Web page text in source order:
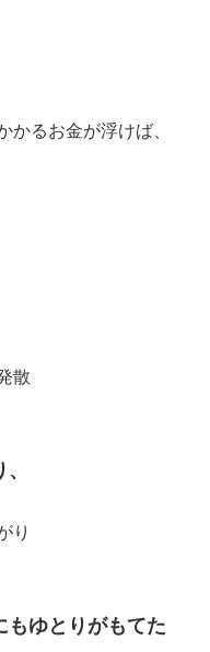
かるお金が浮けば、
散
り
もゆとりがもてた